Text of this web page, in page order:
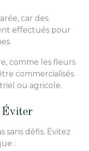
car des
effectués pour
comme les fleurs
commercialisés
ou agricole.
Éviter
sans défis. Évitez
: